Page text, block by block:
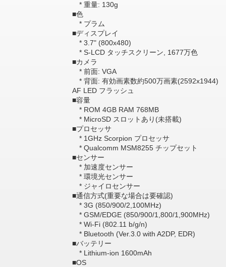
* 重量: 130g
■色
* プラム
■ディスプレイ
* 3.7" (800x480)
* S-LCD タッチスクリーン, 1677万色
■カメラ
* 前面: VGA
* 背面: 有効画素数約500万画素(2592x1944)
AF LED フラッシュ
■容量
* ROM 4GB RAM 768MB
* MicroSD スロットあり(未搭載)
■プロセッサ
* 1GHz Scorpion プロセッサ
* Qualcomm MSM8255 チップセット
■センサー
* 加速度センサー
* 環境光センサー
* ジャイロセンサー
■通信方式(重要な場合は要確認)
* 3G (850/900/2,100MHz)
* GSM/EDGE (850/900/1,800/1,900MHz)
* Wi-Fi (802.11 b/g/n)
* Bluetooth (Ver.3.0 with A2DP, EDR)
■バッテリー
* Lithium-ion 1600mAh
■OS